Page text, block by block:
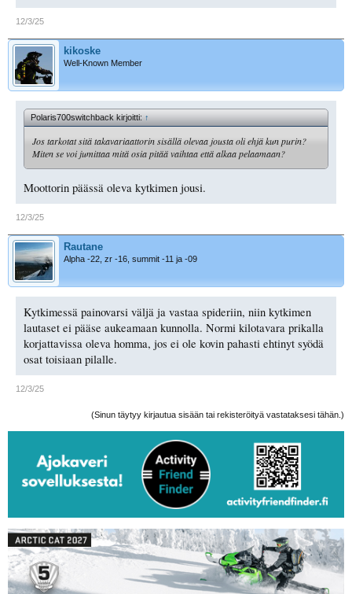
12/3/25
kikoske
Well-Known Member
Polaris700switchback kirjoitti:↑
Jos tarkotat sitä takavariaattorin sisällä olevaa jousta oli ehjä kun purin?
Miten se voi jumittaa mitä osia pitää vaihtaa että alkaa pelaamaan?
Moottorin päässä oleva kytkimen jousi.
12/3/25
Rautane
Alpha -22, zr -16, summit -11 ja -09
Kytkimessä painovarsi väljä ja vastaa spideriin, niin kytkimen
lautaset ei pääse aukeamaan kunnolla. Normi kilotavara prikalla
korjattavissa oleva homma, jos ei ole kovin pahasti ehtinyt syödä
osat toisiaan pilalle.
12/3/25
(Sinun täytyy kirjautua sisään tai rekisteröityä vastataksesi tähän.)